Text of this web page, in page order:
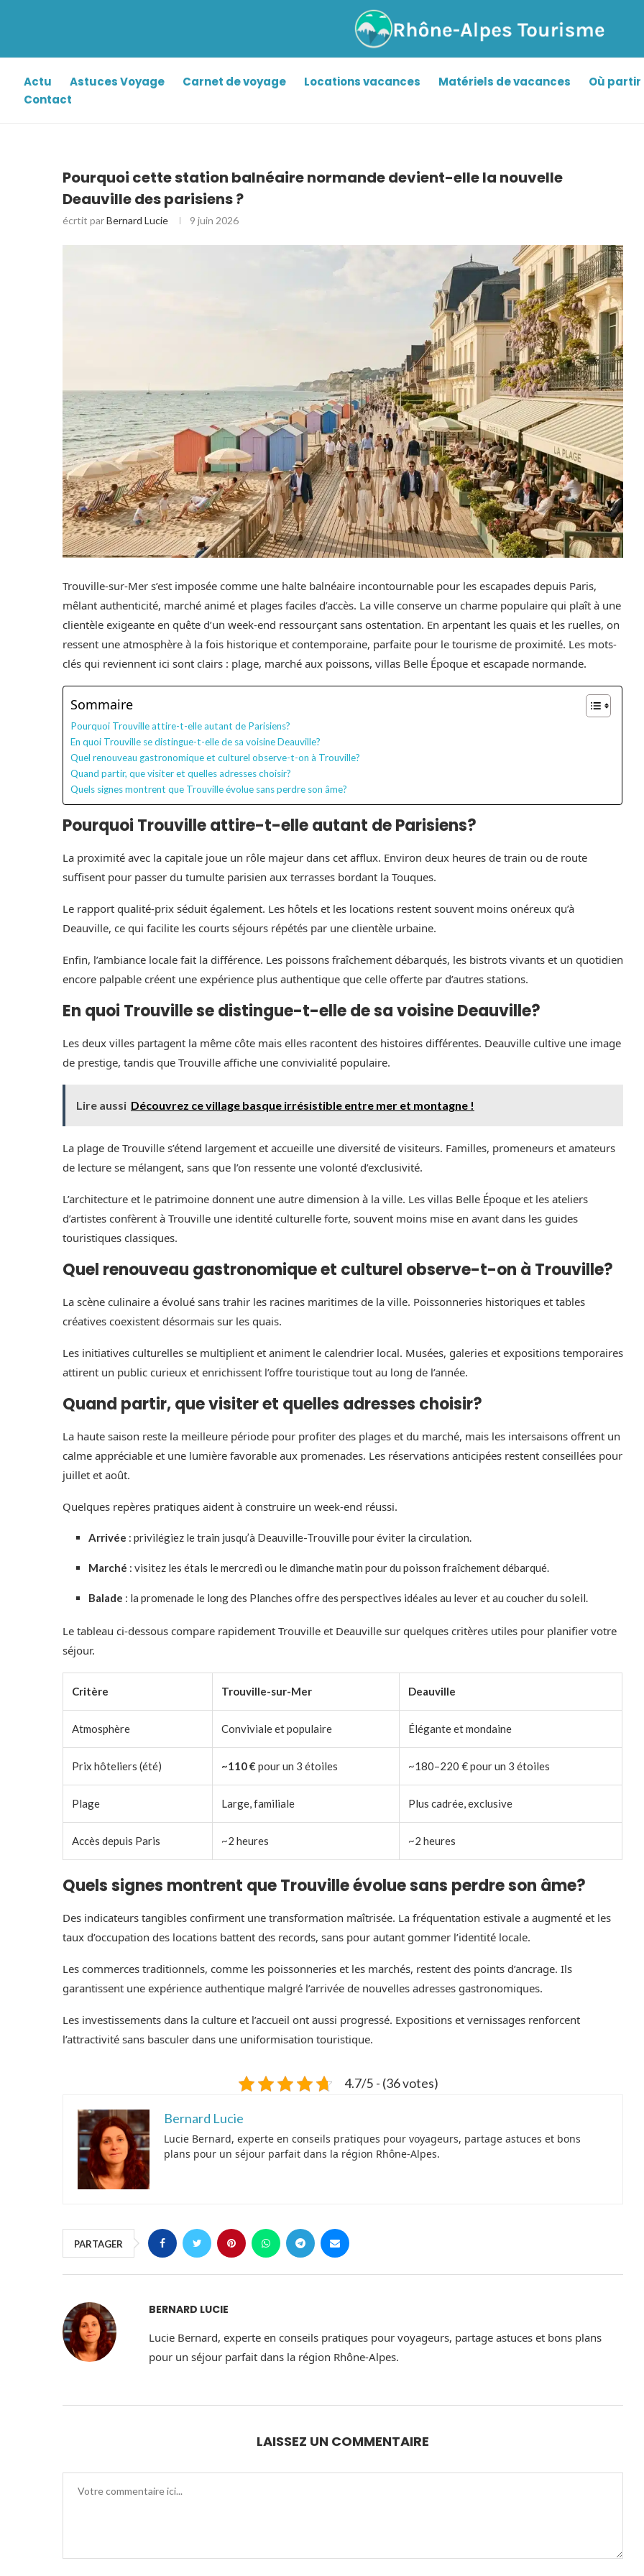
Actu Astuces Voyage Carnet de voyage Locations vacances Matériels de vacances
Où partir
Contact
Pourquoi cette station balnéaire normande devient-elle la nouvelle
Deauville des parisiens ?
écrtit parBernard Lucie 9 juin 2026
Trouville-sur-Mer s’est imposée comme une halte balnéaire incontournable pour les escapades depuis Paris,
mêlant authenticité, marché animé et plages faciles d’accès. La ville conserve un charme populaire qui plaît à une
clientèle exigeante en quête d’un week-end ressourçant sans ostentation. En arpentant les quais et les ruelles, on
ressent une atmosphère à la fois historique et contemporaine, parfaite pour le tourisme de proximité. Les mots-
clés qui reviennent ici sont clairs : plage, marché aux poissons, villas Belle Époque et escapade normande.
Sommaire
Pourquoi Trouville attire-t-elle autant de Parisiens?
En quoi Trouville se distingue-t-elle de sa voisine Deauville?
Quel renouveau gastronomique et culturel observe-t-on à Trouville?
Quand partir, que visiter et quelles adresses choisir?
Quels signes montrent que Trouville évolue sans perdre son âme?
Pourquoi Trouville attire-t-elle autant de Parisiens?
La proximité avec la capitale joue un rôle majeur dans cet afflux. Environ deux heures de train ou de route
suffisent pour passer du tumulte parisien aux terrasses bordant la Touques.
Le rapport qualité-prix séduit également. Les hôtels et les locations restent souvent moins onéreux qu’à
Deauville, ce qui facilite les courts séjours répétés par une clientèle urbaine.
Enfin, l’ambiance locale fait la différence. Les poissons fraîchement débarqués, les bistrots vivants et un quotidien
encore palpable créent une expérience plus authentique que celle offerte par d’autres stations.
En quoi Trouville se distingue-t-elle de sa voisine Deauville?
Les deux villes partagent la même côte mais elles racontent des histoires différentes. Deauville cultive une image
de prestige, tandis que Trouville affiche une convivialité populaire.
Lire aussi Découvrez ce village basque irrésistible entre mer et montagne !
La plage de Trouville s’étend largement et accueille une diversité de visiteurs. Familles, promeneurs et amateurs
de lecture se mélangent, sans que l’on ressente une volonté d’exclusivité.
L’architecture et le patrimoine donnent une autre dimension à la ville. Les villas Belle Époque et les ateliers
d’artistes confèrent à Trouville une identité culturelle forte, souvent moins mise en avant dans les guides
touristiques classiques.
Quel renouveau gastronomique et culturel observe-t-on à Trouville?
La scène culinaire a évolué sans trahir les racines maritimes de la ville. Poissonneries historiques et tables
créatives coexistent désormais sur les quais.
Les initiatives culturelles se multiplient et animent le calendrier local. Musées, galeries et expositions temporaires
attirent un public curieux et enrichissent l’offre touristique tout au long de l’année.
Quand partir, que visiter et quelles adresses choisir?
La haute saison reste la meilleure période pour profiter des plages et du marché, mais les intersaisons offrent un
calme appréciable et une lumière favorable aux promenades. Les réservations anticipées restent conseillées pour
juillet et août.
Quelques repères pratiques aident à construire un week-end réussi.
Arrivée : privilégiez le train jusqu’à Deauville-Trouville pour éviter la circulation.
Marché : visitez les étals le mercredi ou le dimanche matin pour du poisson fraîchement débarqué.
Balade : la promenade le long des Planches offre des perspectives idéales au lever et au coucher du soleil.
Le tableau ci-dessous compare rapidement Trouville et Deauville sur quelques critères utiles pour planifier votre
séjour.
Critère Trouville-sur-Mer Deauville
Atmosphère Conviviale et populaire Élégante et mondaine
Prix hôteliers (été) ~110 € pour un 3 étoiles ~180–220 € pour un 3 étoiles
Plage Large, familiale Plus cadrée, exclusive
Accès depuis Paris ~2 heures ~2 heures
Quels signes montrent que Trouville évolue sans perdre son âme?
Des indicateurs tangibles confirment une transformation maîtrisée. La fréquentation estivale a augmenté et les
taux d’occupation des locations battent des records, sans pour autant gommer l’identité locale.
Les commerces traditionnels, comme les poissonneries et les marchés, restent des points d’ancrage. Ils
garantissent une expérience authentique malgré l’arrivée de nouvelles adresses gastronomiques.
Les investissements dans la culture et l’accueil ont aussi progressé. Expositions et vernissages renforcent
l’attractivité sans basculer dans une uniformisation touristique.
4.7/5 - (36 votes)
Bernard Lucie
Lucie Bernard, experte en conseils pratiques pour voyageurs, partage astuces et bons
plans pour un séjour parfait dans la région Rhône-Alpes.
PARTAGER
BERNARD LUCIE
Lucie Bernard, experte en conseils pratiques pour voyageurs, partage astuces et bons plans
pour un séjour parfait dans la région Rhône-Alpes.
LAISSEZ UN COMMENTAIRE